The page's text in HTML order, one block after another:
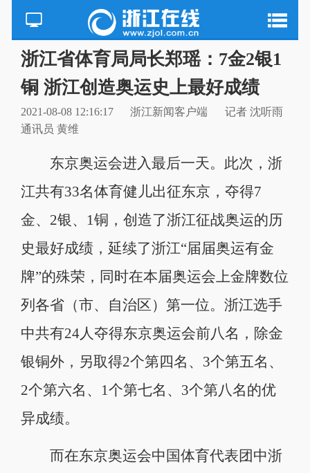
浙江省体育局局长郑瑶：7金2银1
铜 浙江创造奥运史上最好成绩
2021-08-08 12:16:17 浙江新闻客户端
记者 沈听雨
通讯员 黄维
东京奥运会进入最后一天。此次，浙
江共有33名体育健儿出征东京，夺得7
金、2银、1铜，创造了浙江征战奥运的历
史最好成绩，延续了浙江“届届奥运有金
牌”的殊荣，同时在本届奥运会上金牌数位
列各省（市、自治区）第一位。浙江选手
中共有24人夺得东京奥运会前八名，除金
银铜外，另取得2个第四名、3个第五名、
2个第六名、1个第七名、3个第八名的优
异成绩。
而在东京奥运会中国体育代表团中浙